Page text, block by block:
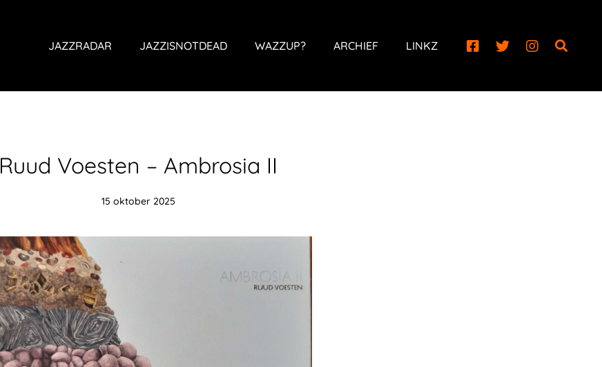
JAZZRADAR JAZZISNOTDEAD WAZZUP? ARCHIEF LINKZ
Ruud Voesten – Ambrosia II
15 oktober 2025